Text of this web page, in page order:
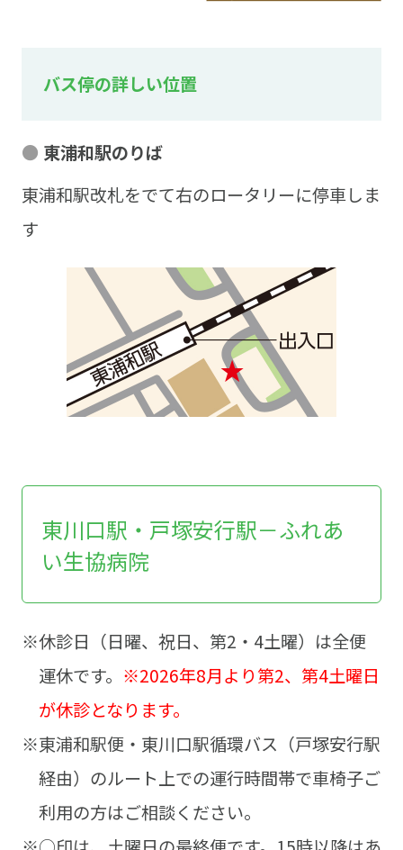
バス停の詳しい位置
東浦和駅のりば
東浦和駅改札をでて右のロータリーに停車しま
す
東川口駅・戸塚安行駅－ふれあ
い生協病院
※休診日（日曜、祝日、第2・4土曜）は全便
運休です。 ※2026年8月より第2、第4土曜日
が休診となります。
※東浦和駅便・東川口駅循環バス（戸塚安行駅
経由）のルート上での運行時間帯で車椅子ご
利用の方はご相談ください。